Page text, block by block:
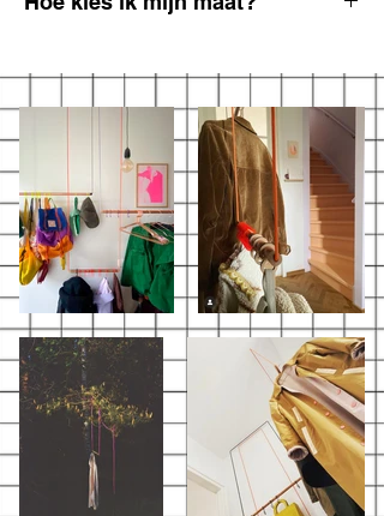
inclusief:hout+uitstekend stukje draad.
uitstekende stukjes draad.
Het draad gaat helemaal door het het
materiaal en het hout heen, dus wil je weten
hoeveel draad je aan beide
zijden overhoudt is deze som handig:lengte
draadmin debreedte kapstokdelen
doortwee.